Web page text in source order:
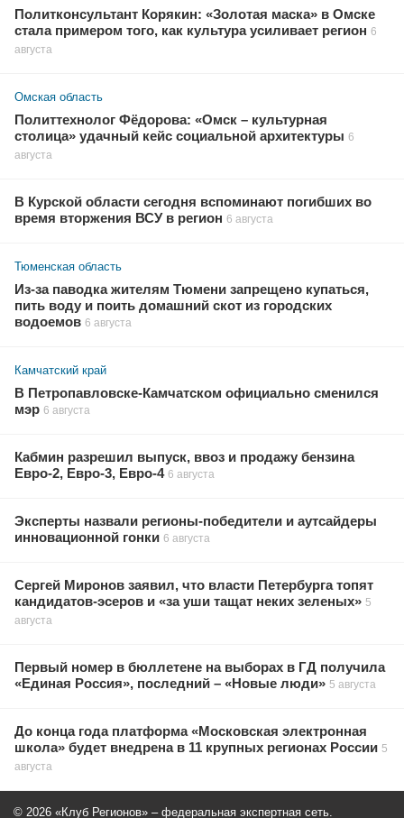
Политконсультант Корякин: «Золотая маска» в Омске
стала примером того, как культура усиливает регион 6
августа
Омская область
Политтехнолог Фёдорова: «Омск – культурная
столица» удачный кейс социальной архитектуры 6
августа
В Курской области сегодня вспоминают погибших во
время вторжения ВСУ в регион 6 августа
Тюменская область
Из-за паводка жителям Тюмени запрещено купаться,
пить воду и поить домашний скот из городских
водоемов 6 августа
Камчатский край
В Петропавловске-Камчатском официально сменился
мэр 6 августа
Кабмин разрешил выпуск, ввоз и продажу бензина
Евро-2, Евро-3, Евро-4 6 августа
Эксперты назвали регионы-победители и аутсайдеры
инновационной гонки 6 августа
Сергей Миронов заявил, что власти Петербурга топят
кандидатов-эсеров и «за уши тащат неких зеленых» 5
августа
Первый номер в бюллетене на выборах в ГД получила
«Единая Россия», последний – «Новые люди» 5 августа
До конца года платформа «Московская электронная
школа» будет внедрена в 11 крупных регионах России 5
августа
© 2026 «Клуб Регионов» – федеральная экспертная сеть.